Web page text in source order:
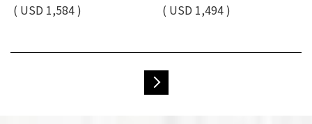
( USD 1,584 )
( USD 1,494 )